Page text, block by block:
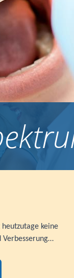
keine
Verbesserung…